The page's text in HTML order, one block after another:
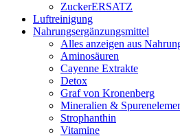
ZuckerERSATZ
Luftreinigung
Nahrungsergänzungsmittel
Alles anzeigen aus
Aminosäuren
Cayenne Extrakte
Detox
Graf von Kronenberg
Mineralien &
Strophanthin
Vitamine